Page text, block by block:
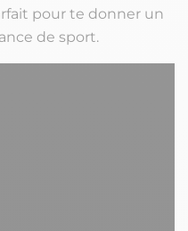
pour te donner un
de sport.